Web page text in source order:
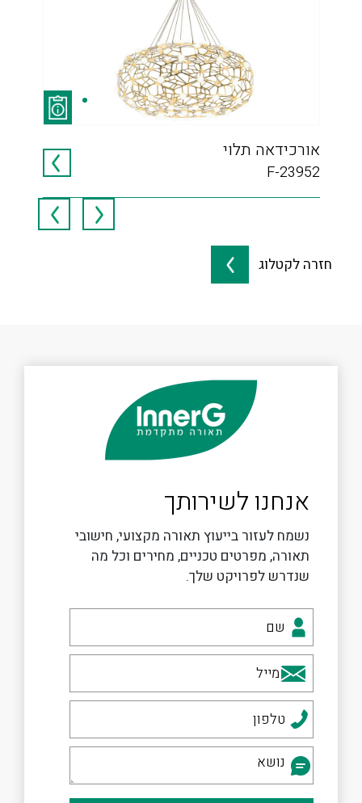
אורכידאה תלוי
F-23952
חזרה לקטלוג
אנחנו לשירותך
נשמח לעזור בייעוץ תאורה מקצועי, חישובי
תאורה, מפרטים טכניים, מחירים וכל מה
שנדרש לפרויקט שלך.